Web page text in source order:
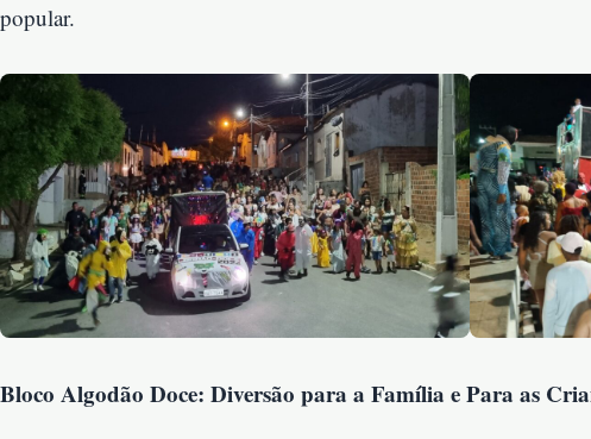
popular.
Bloco Algodão Doce: Diversão para a Família e Para as